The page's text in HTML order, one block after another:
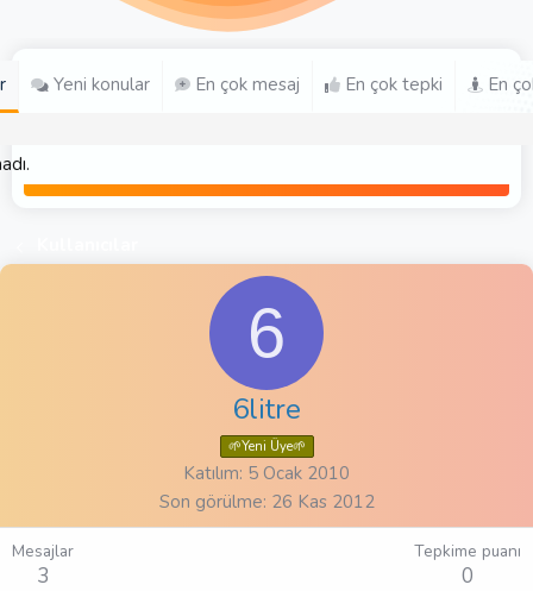
Yeni konular En çok mesaj En çok tepki En
6
6litre
🌱Yeni Üye🌱
Katılım 5 Ocak 2010
Son görülme 26 Kas 2012
Mesajlar
3
Tepkime puanı
0